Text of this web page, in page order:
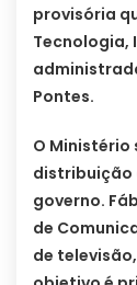
provisória
Tecnologia,
Pontes.
O Ministério
distribuição
governo.
de
de